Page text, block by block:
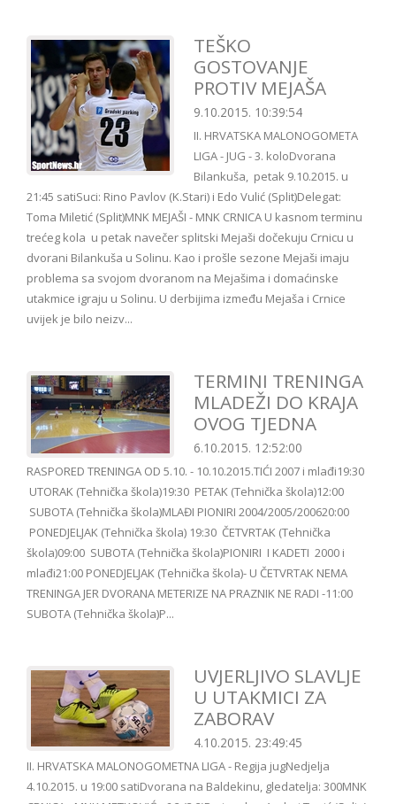
TEŠKO
GOSTOVANJE
PROTIV MEJAŠA
9.10.2015. 10:39:54
II. HRVATSKA MALONOGOMETA
LIGA - JUG - 3. koloDvorana
Bilankuša, petak 9.10.2015. u
21:45 satiSuci: Rino Pavlov (K.Stari) i Edo Vulić (Split)Delegat:
Toma Miletić (Split)MNK MEJAŠI - MNK CRNICA U kasnom terminu
trećeg kola u petak navečer splitski Mejaši dočekuju Crnicu u
dvorani Bilankuša u Solinu. Kao i prošle sezone Mejaši imaju
problema sa svojom dvoranom na Mejašima i domaćinske
utakmice igraju u Solinu. U derbijima između Mejaša i Crnice
uvijek je bilo neizv...
TERMINI TRENINGA
MLADEŽI DO KRAJA
OVOG TJEDNA
6.10.2015. 12:52:00
RASPORED TRENINGA OD 5.10. - 10.10.2015.TIĆI 2007 i mlađi19:30
UTORAK (Tehnička škola)19:30 PETAK (Tehnička škola)12:00
SUBOTA (Tehnička škola)MLAĐI PIONIRI 2004/2005/200620:00
PONEDJELJAK (Tehnička škola) 19:30 ČETVRTAK (Tehnička
škola)09:00 SUBOTA (Tehnička škola)PIONIRI I KADETI 2000 i
mlađi21:00 PONEDJELJAK (Tehnička škola)- U ČETVRTAK NEMA
TRENINGA JER DVORANA METERIZE NA PRAZNIK NE RADI -11:00
SUBOTA (Tehnička škola)P...
UVJERLJIVO SLAVLJE
U UTAKMICI ZA
ZABORAV
4.10.2015. 23:49:45
II. HRVATSKA MALONOGOMETNA LIGA - Regija jugNedjelja
4.10.2015. u 19:00 satiDvorana na Baldekinu, gledatelja: 300MNK